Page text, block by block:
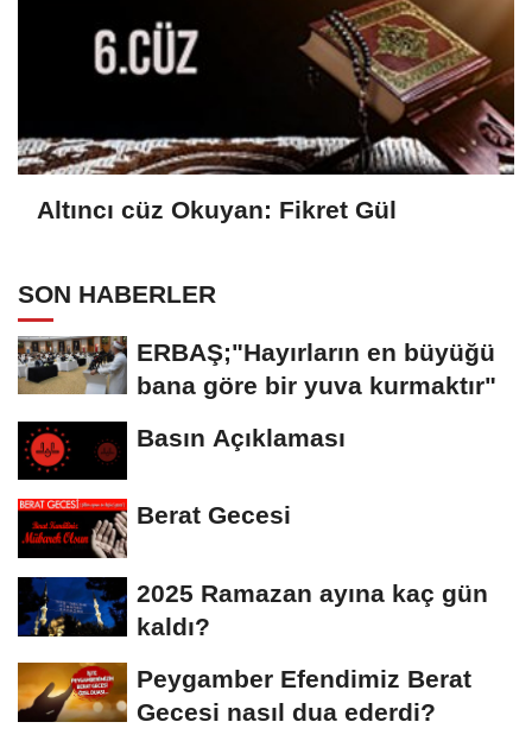
Altıncı cüz Okuyan: Fikret Gül
SON HABERLER
ERBAŞ;"Hayırların en büyüğü
bana göre bir yuva kurmaktır"
Basın Açıklaması
Berat Gecesi
2025 Ramazan ayına kaç gün
kaldı?
Peygamber Efendimiz Berat
Gecesi nasıl dua ederdi?